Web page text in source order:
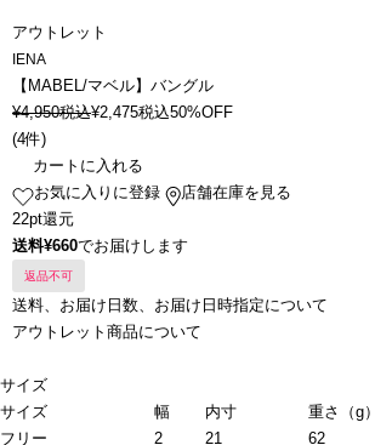
アウトレット
IENA
【MABEL/マベル】バングル
¥4,950税込¥2,475税込50%OFF
(4件)
カートに入れる
お気に入りに登録
店舗在庫を見る
22pt還元
送料¥660でお届けします
返品不可
送料、お届け日数、お届け日時指定について
アウトレット商品について
サイズ
サイズ
幅 内寸
重さ（g）
フリー
2 21
62